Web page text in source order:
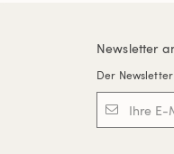
Newsletter
Der